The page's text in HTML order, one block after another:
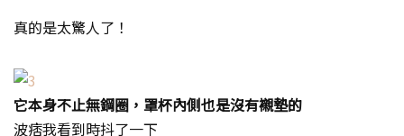
真的是太驚人了！
它本身不止無鋼圈，罩杯內側也是沒有襯墊的
波痞我看到時抖了一下